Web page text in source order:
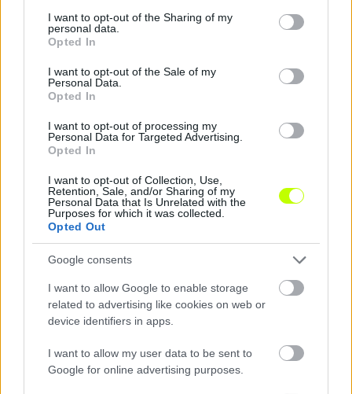
not limited to your visit or usage behaviour. You may click to
grant or deny consent to Google and its third-party tags to
use your data for below specified purposes in below Google
consent section.
I want to opt-out of the Sharing of my
personal data.
Opted In
I want to opt-out of the Sale of my
Personal Data.
Opted In
I want to opt-out of processing my
Personal Data for Targeted Advertising.
Opted In
I want to opt-out of Collection, Use,
Retention, Sale, and/or Sharing of my
Personal Data that Is Unrelated with the
Purposes for which it was collected.
Opted Out
Google consents
I want to allow Google to enable storage
related to advertising like cookies on web or
device identifiers in apps.
I want to allow my user data to be sent to
Google for online advertising purposes.
Tóth Alex „leporolta” gyerekkori hobbiját, amiért még a
telefonját is félreteszi
2026.03.19.
Hírek
A csodagólt szerző Vargával csak Ronaldo és Parrott